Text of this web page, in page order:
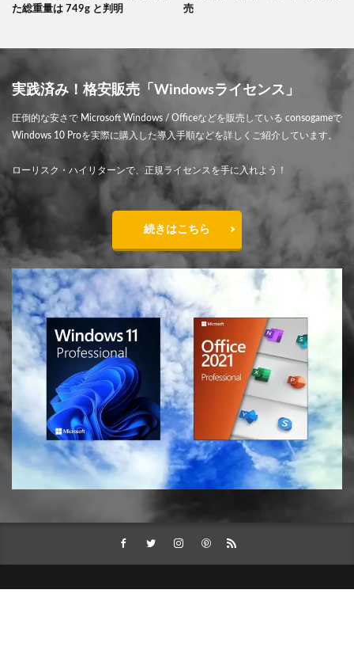
た総重量は 749g と判明
売
実践済み！格安販売「Windowsライセンス」
圧倒的な安さで Microsoft Windows / Officeなどを販売している consogameで
Windows 10 Proを実際に購入した導入手順などを詳しくご紹介しています。
ローリスク・ハイリターンで、正規ライセンスを手に入れよう！
続きはこちら